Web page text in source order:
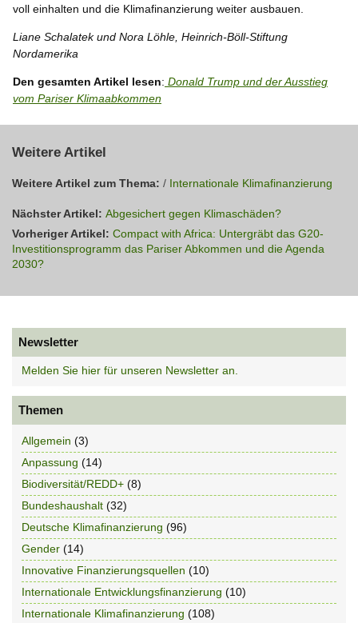
voll einhalten und die Klimafinanzierung weiter ausbauen.
Liane Schalatek und Nora Löhle, Heinrich-Böll-Stiftung
Nordamerika
Den gesamten Artikel lesen: Donald Trump und der Ausstieg
vom Pariser Klimaabkommen
Weitere Artikel
Weitere Artikel zum Thema: / Internationale Klimafinanzierung
Nächster Artikel: Abgesichert gegen Klimaschäden?
Vorheriger Artikel: Compact with Africa: Untergräbt das G20-
Investitionsprogramm das Pariser Abkommen und die Agenda
2030?
Newsletter
Melden Sie hier für unseren Newsletter an.
Themen
Allgemein (3)
Anpassung (14)
Biodiversität/REDD+ (8)
Bundeshaushalt (32)
Deutsche Klimafinanzierung (96)
Gender (14)
Innovative Finanzierungsquellen (10)
Internationale Entwicklungsfinanzierung (10)
Internationale Klimafinanzierung (108)